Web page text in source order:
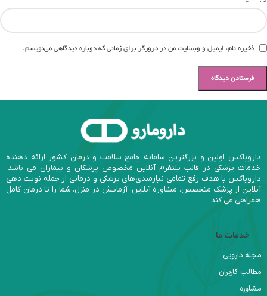
ذخیره نام، ایمیل و وبسایت من در مرورگر برای زمانی که دوباره دیدگاهی می‌نویسم.
داروباکس اولین و بزرگترین سامانه جامع سلامت و درمان کشور ارائه دهنده
خدمات پزشکی در قالب پلتفرم آنلاین مخصوص پزشکان و بیماران می باشد.
داروباکس با هدف رفع تمامی نیازمندی‌های پزشکی و درمانی از جمله نوبت دهی
آنلاین از پزشک متخصص، مشاوره آنلاین، آزمایش در منزل، شما را تا درمان کامل
همراهی می کند.
خدمات ما
مجله دارویی
مطالب کاربران
مشاوره